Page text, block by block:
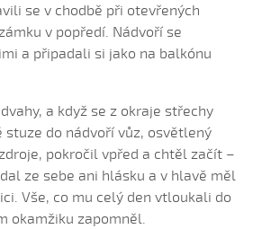
peňazí...
rukávce (Iva Bedřichová, 2004)
byla (Nikola Bučková, 2006)
(Hana Pavlišová, 2006)
mamičko moja...
se v chodbě při otevřených
v popředí. Nádvoří se
a připadali si jako na balkónu
a když se z okraje střechy
stuze do nádvoří vůz, osvětlený
pokročil vpřed a chtěl začít –
ze sebe ani hlásku a v hlavě měl
Vše, co mu celý den vtloukali do
okamžiku zapomněl.